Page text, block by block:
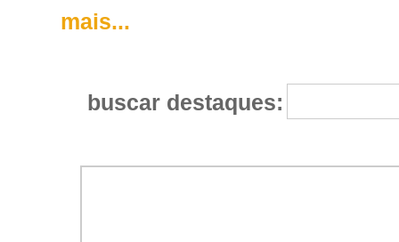
mais...
buscar destaques: